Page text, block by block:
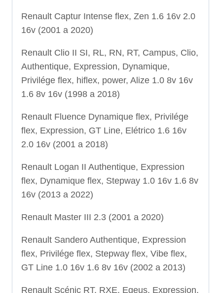
Renault Captur Intense flex, Zen 1.6 16v 2.0
16v (2001 a 2020)
Renault Clio II SI, RL, RN, RT, Campus, Clio,
Authentique, Expression, Dynamique,
Privilége flex, hiflex, power, Alize 1.0 8v 16v
1.6 8v 16v (1998 a 2018)
Renault Fluence Dynamique flex, Privilége
flex, Expression, GT Line, Elétrico 1.6 16v
2.0 16v (2001 a 2018)
Renault Logan II Authentique, Expression
flex, Dynamique flex, Stepway 1.0 16v 1.6 8v
16v (2013 a 2022)
Renault Master III 2.3 (2001 a 2020)
Renault Sandero Authentique, Expression
flex, Privilége flex, Stepway flex, Vibe flex,
GT Line 1.0 16v 1.6 8v 16v (2002 a 2013)
Renault Scénic RT, RXE, Egeus, Expression,